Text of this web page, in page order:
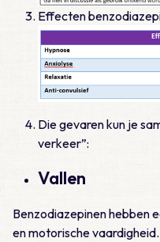
Effecten
Die gevaren kun je
verkeer”:
Vallen
Benzodiazepinen hebben
en motorische